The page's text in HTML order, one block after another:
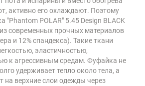
активно его охлаждают. Поэтому
"Phantom POLAR" 5.45 Design BLACK
современных прочных материалов
и 12% спандекса). Такие ткани
эластичностью,
к агрессивным средам. Фуфайка не
удерживает тепло около тела, а
на верхние слои одежды через